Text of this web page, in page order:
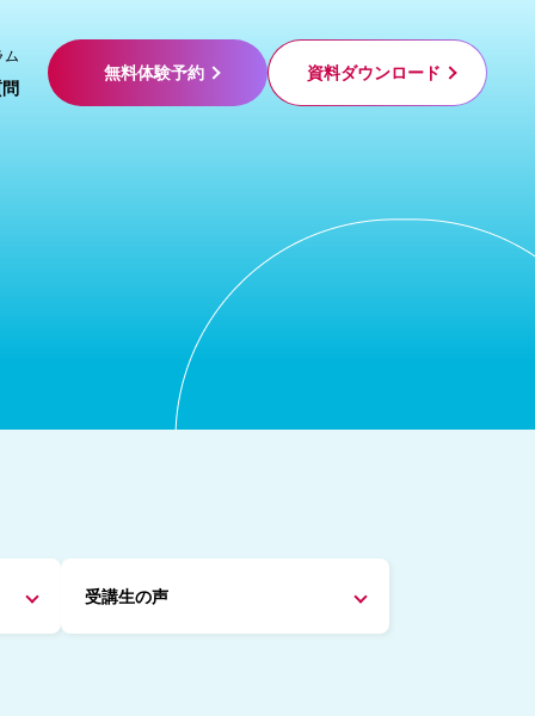
ム
無料体験予約 資料ダウンロード
受講生の声